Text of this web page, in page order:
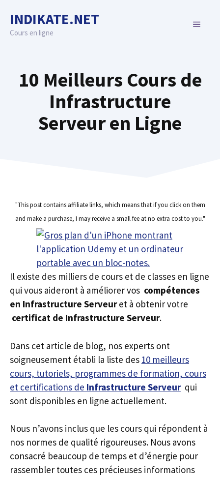
content
INDIKATE.NET
Cours en ligne
MENU
10 Meilleurs Cours de
Infrastructure
Serveur en Ligne
"This post contains affiliate links, which means that if you click on them
and make a purchase, I may receive a small fee at no extra cost to you."
Il existe des milliers de cours et de classes en ligne
qui vous aideront à améliorer vos compétences
en Infrastructure Serveuret à obtenir votre
certificat de Infrastructure Serveur.
Dans cet article de blog, nos experts ont
soigneusement établi la liste des 10 meilleurs
cours, tutoriels, programmes de formation, cours
et certifications de Infrastructure Serveurqui
sont disponibles en ligne actuellement.
Nous n’avons inclus que les cours qui répondent à
nos normes de qualité rigoureuses. Nous avons
consacré beaucoup de temps et d’énergie pour
rassembler toutes ces précieuses informations